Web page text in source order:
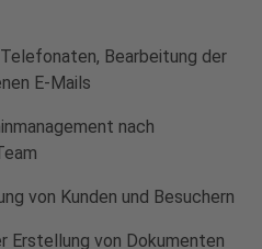
Bearbeitung der
E-Mails
nach
von Kunden und Besuchern
Erstellung von Dokumenten